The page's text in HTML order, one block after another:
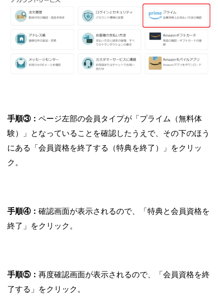
手順③： ページ左部の会員タイプが「プライム（無料体
験）」となっていることを確認したうえで、その下のほう
にある「会員資格を終了する（特典を終了）」をクリッ
ク。
手順④： 確認画面が表示されるので、「特典と会員資格を
終了」をクリック。
手順⑤： 再度確認画面が表示されるので、「会員資格を終
了する」をクリック。